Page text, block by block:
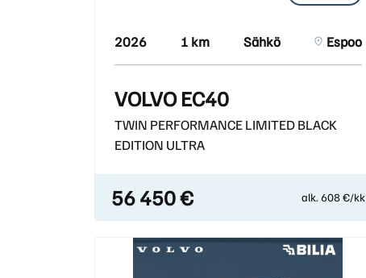
2026 1 km Sähkö Espoo
VOLVO EC40
TWIN PERFORMANCE LIMITED BLACK
EDITION ULTRA
56 450 € alk. 608 €/kk